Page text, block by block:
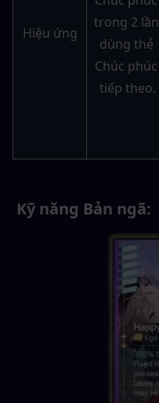
Hiệu ứng
trong 2 lần
dùng thẻ
Chúc phúc
tiếp theo.
Kỹ năng Bản ngã: